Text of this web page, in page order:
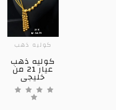
كوليه ذهب
كوليه ذهب
عيار 21 من
خليجى